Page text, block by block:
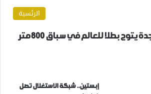
الرئسية
المغربي عماد بوشجدة يتوج بطلا للعالم في سباق 800 متر
إبستين.. شبكة الاستغلال تصل